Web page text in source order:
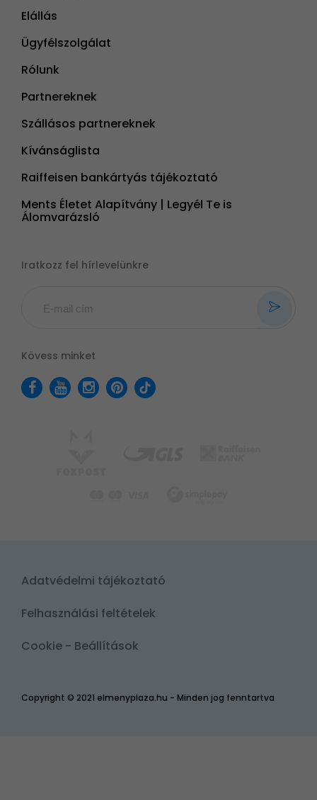
Elállás
Ügyfélszolgálat
Rólunk
Partnereknek
Szállásos partnereknek
Kívánságlista
Raiffeisen bankártyás tájékoztató
Ments Életet Alapítvány | Legyél Te is
Álomvarázsló
Iratkozz fel hírlevelünkre
Kövess minket
Copyright © 2021 elmenyplaza.hu - Minden jog fenntartva
Adatvédelmi tájékoztató
Felhasználási feltételek
Cookie - Beállítások